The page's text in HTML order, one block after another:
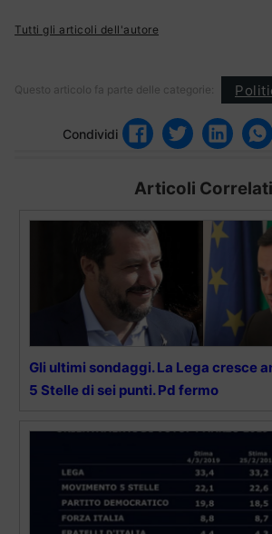
Tutti gli articoli dell'autore
Questo articolo fa parte delle categorie:
Condividi
Articoli Correlati
Gli ultimi sondaggi. La Lega cresce
5 Stelle di sei punti. Pd fermo